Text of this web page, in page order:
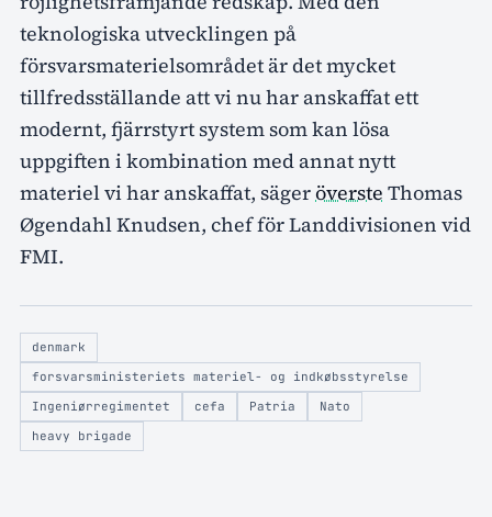
teknologiska utvecklingen på
försvarsmaterielsområdet är det mycket
tillfredsställande att vi nu har anskaffat ett
modernt, fjärrstyrt system som kan lösa
uppgiften i kombination med annat nytt
materiel vi har anskaffat, sägeröverste Thomas
Øgendahl Knudsen, chef för Landdivisionen vid
FMI.
denmark
forsvarsministeriets materiel- og indkøbsstyrelse
Ingeniørregimentet
cefa Patria
Nato
heavy brigade